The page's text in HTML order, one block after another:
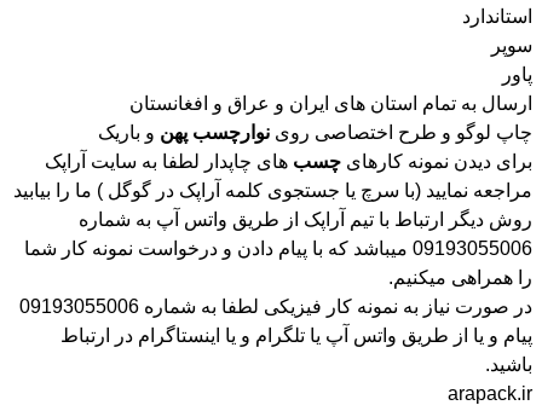
استاندارد
سوپر
پاور
ارسال به تمام استان های ایران و عراق و افغانستان
چاپ لوگو و طرح اختصاصی روی نوارچسب پهن و باریک
برای دیدن نمونه کارهای چسب های چاپدار لطفا به سایت آراپک
مراجعه نمایید (با سرچ یا جستجوی کلمه آراپک در گوگل ) ما را بیابید
روش دیگر ارتباط با تیم آراپک از طریق واتس آپ به شماره
09193055006 میباشد که با پیام دادن و درخواست نمونه کار شما
را همراهی میکنیم.
در صورت نیاز به نمونه کار فیزیکی لطفا به شماره 09193055006
پیام و یا از طریق واتس آپ یا تلگرام و یا اینستاگرام در ارتباط
باشید.
arapack.ir